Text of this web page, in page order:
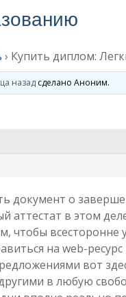
› Купить диплом:
назад сделаноАноним.
документ о
аттестат в этом
чтобы всесторонне
на web-
вот
в любую